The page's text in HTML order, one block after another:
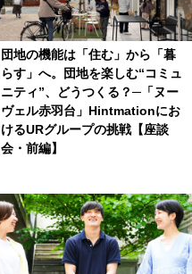
団地の機能は「住む」から「暮
らす」へ。団地を楽しむ“コミュ
ニティ”、どうつくる？─「ヌー
ヴェル赤羽台」Hintmationにお
けるURグループの挑戦【座談
会・前編】